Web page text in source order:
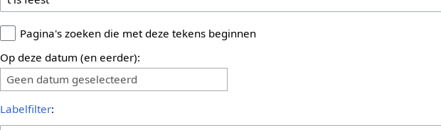
Pagina's zoeken die met deze tekens beginnen
Op deze datum (en eerder):
Geen datum geselecteerd
Labelfilter: